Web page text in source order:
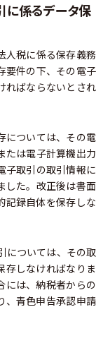
に係るデータ保
人税に係る保存義務
要件の下、その電子
ればならないとされ
については、その電
たは電子計算機出力
子取引の取引情報に
した。改正後は書面
記録自体を保存しな
については、その取
存しなければなりま
には、納税者からの
、青色申告承認申請